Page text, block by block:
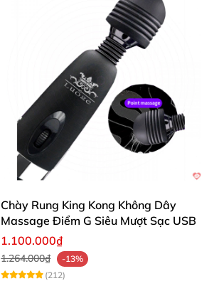
Chày Rung King Kong Không Dây
Massage Điểm G Siêu Mượt Sạc USB
1.100.000₫
1.264.000₫
-13%
(212)